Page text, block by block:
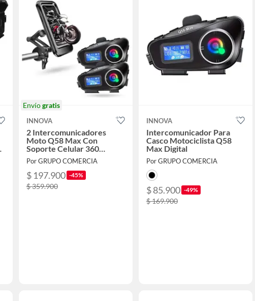
Envíogratis
INNOVA
2 Intercomunicadores
Moto Q58 Max Con
Soporte Celular 360
Impermeable
Por GRUPO COMERCIA
$ 197.900 -45%
$ 359.900
INNOVA
Intercomunicador Para
Casco Motociclista Q58
Max Digital
Por GRUPO COMERCIA
$ 85.900 -49%
$ 169.900